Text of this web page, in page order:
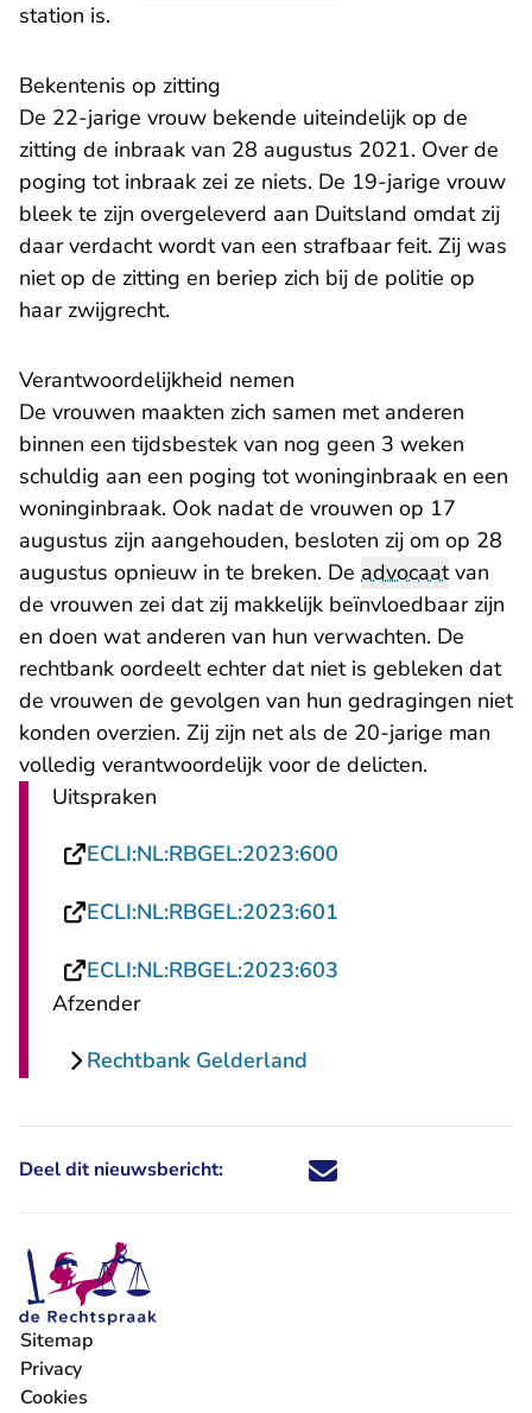
station is.
Bekentenis op zitting
De 22-jarige vrouw bekende uiteindelijk op de
zitting de inbraak van 28 augustus 2021. Over de
poging tot inbraak zei ze niets. De 19-jarige vrouw
bleek te zijn overgeleverd aan Duitsland omdat zij
daar verdacht wordt van een strafbaar feit. Zij was
niet op de zitting en beriep zich bij de politie op
haar zwijgrecht.
Verantwoordelijkheid nemen
De vrouwen maakten zich samen met anderen
binnen een tijdsbestek van nog geen 3 weken
schuldig aan een poging tot woninginbraak en een
woninginbraak. Ook nadat de vrouwen op 17
augustus zijn aangehouden, besloten zij om op 28
augustus opnieuw in te breken. De advocaatvan
de vrouwen zei dat zij makkelijk beïnvloedbaar zijn
en doen wat anderen van hun verwachten. De
rechtbank oordeelt echter dat niet is gebleken dat
de vrouwen de gevolgen van hun gedragingen niet
konden overzien. Zij zijn net als de 20-jarige man
volledig verantwoordelijk voor de delicten.
Uitspraken
ECLI:NL:RBGEL:2023:600
ECLI:NL:RBGEL:2023:601
ECLI:NL:RBGEL:2023:603
Afzender
Rechtbank Gelderland
Deel dit nieuwsbericht: Deel dit nieuwsbericht via X -
Deel dit nieuwsbericht via
Deel dit nieuwsbericht
Deel dit
Sitemap
Privacy
Cookies